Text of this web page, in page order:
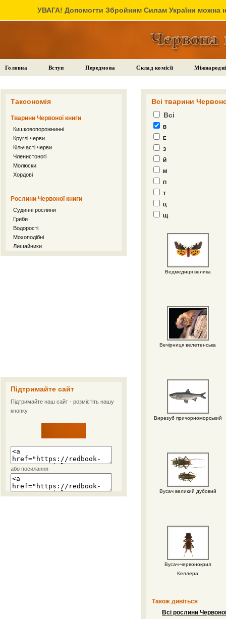
УВАГА! Допомогти Збройним Силам України можна
Головна Вступ Передмова Склад комісії
Таксономія
Тварини Червоної книги
Кишковопорожнинні
Круглі черви
Кільчасті черви
Членистоногі
Молюски
Хордові
Рослини Червоної книги
Судинні рослини
Гриби
Водорості
Мохоподібні
Лишайники
Підтримайте сайт
Підтримайте наш сайт - розмістіть нашу
кнопку
або посилання
Всі тварини
Всі
В
Е
З
Й
М
П
Т
Ц
Щ
Ведмедиця велика
Вечірниця велетенська
Вирезуб причорноморський
Вусач великий дубовий
Вусач-червонокрил
Келлера
Також дивіться
Всі рослини